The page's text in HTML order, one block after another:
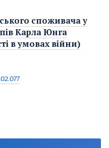
споживача у
Карла Юнга
в умовах війни)